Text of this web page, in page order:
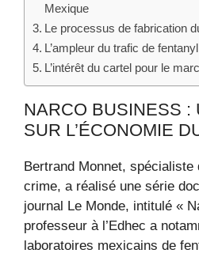
Mexique
Le processus de fabrication
L’ampleur du trafic de fentanyl
L’intérêt du cartel pour le
NARCO BUSINESS :
SUR L’ÉCONOMIE
Bertrand Monnet, spécialiste
crime, a réalisé une série
journal Le Monde, intitulé «
professeur à l’Edhec a
laboratoires mexicains de